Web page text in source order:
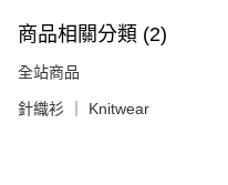
商品相關分類 (2)
全站商品
針織衫 ｜ Knitwear